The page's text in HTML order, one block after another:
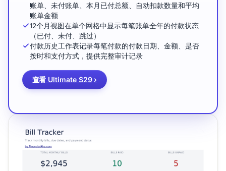
账单、未付账单、本月已付总额、自动扣款数量和平均
账单金额
12个月视图在单个网格中显示每笔账单全年的付款状态
（已付、未付、跳过）
付款历史工作表记录每笔付款的付款日期、金额、是否
按时和支付方式，提供完整审计记录
查看 Ultimate $29 ›